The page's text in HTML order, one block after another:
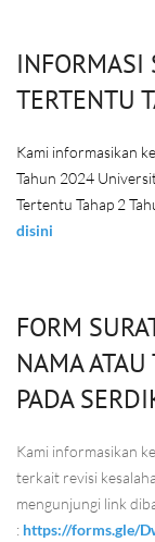
INFORMASI
TERTENTU
Kami informasikan
Tahun 2024
Tertentu Tahap 2
disini
FORM
NAMA ATAU
PADA
Kami informasikan
terkait revisi
mengunjungi link
: https://forms.gle/